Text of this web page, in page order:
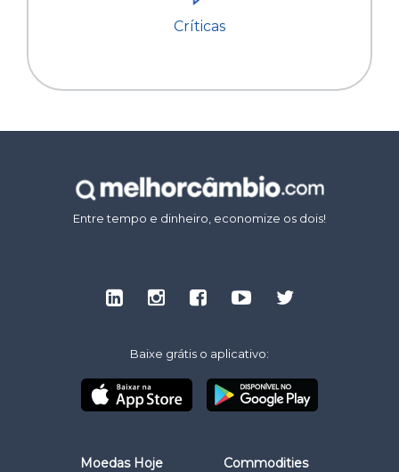
Críticas
Entre tempo e dinheiro, economize os dois!
Baixe grátis o aplicativo:
Moedas Hoje Commodities